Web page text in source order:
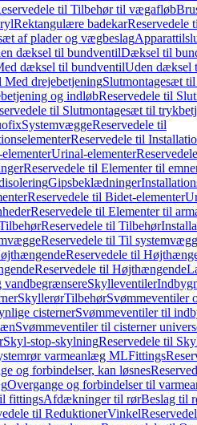
til Tilbehør til vægafløb
Rektangulære badekarReservedele
af plader og vægbeslag
dæksel til bundventilDæksel til
dæksel til bundventilUden dæksel
Med drejebetjeningSlutmontagesæt
og indløbReservedele til
til Slutmontagesæt til
SystemvæggeReservedele til
Reservedele til
Urinal-elementer
Reservedele til Elementer til
Gipsbeklædninger
Reservedele til Bidet-elementer
Reservedele til Elementer til
Reservedele til Tilbehør
Reservedele til Til
Reservedele til
Reservedele til Højthængende
vandbegrænsereSkylleventiler
SkyllerørTilbehørSvømmeventiler
cisternerSvømmeventiler til
Svømmeventiler til cisterner
Skyl-stop-skylningReservedele til
varmeanlæg MLFittings
og forbindelser, kan løsnes
Overgange og forbindelser til
fittingsAfdækninger til rørBeslag til
til ReduktionerVinkel